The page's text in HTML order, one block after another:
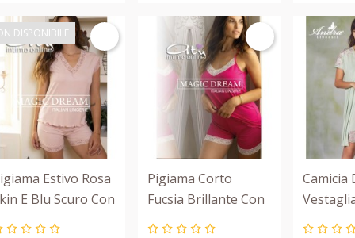
Estivo Rosa
E Blu Scuro Con
MagicDream
DISPONIBILE
Pigiama Corto
Fucsia Brillante Con
Pizzo MagicDream
Camicia
Andra